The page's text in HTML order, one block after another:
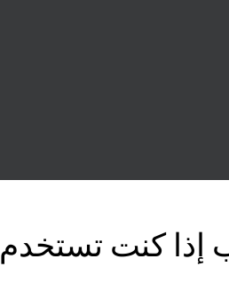
كنت